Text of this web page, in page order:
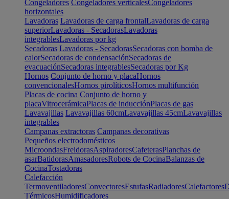
Congeladores Congeladores verticalesCongeladores
horizontales
Lavadoras Lavadoras de carga frontalLavadoras de carga
superiorLavadoras - SecadorasLavadoras
integrablesLavadoras por kg
Secadoras Lavadoras - SecadorasSecadoras con bomba de
calorSecadoras de condensaciónSecadoras de
evacuaciónSecadoras integrablesSecadoras por Kg
Hornos Conjunto de horno y placaHornos
convencionalesHornos pirolíticosHornos multifunción
Placas de cocina Conjunto de horno y
placaVitrocerámicaPlacas de inducciónPlacas de gas
Lavavajillas Lavavajillas 60cmLavavajillas 45cmLavavajillas
integrables
Campanas extractoras Campanas decorativas
Pequeños electrodomésticos
MicroondasFreidorasAspiradoresCafeterasPlanchas de
asarBatidorasAmasadoresRobots de CocinaBalanzas de
CocinaTostadoras
Calefacción
TermoventiladoresConvectoresEstufasRadiadoresCalefactores
TérmicosHumidificadores